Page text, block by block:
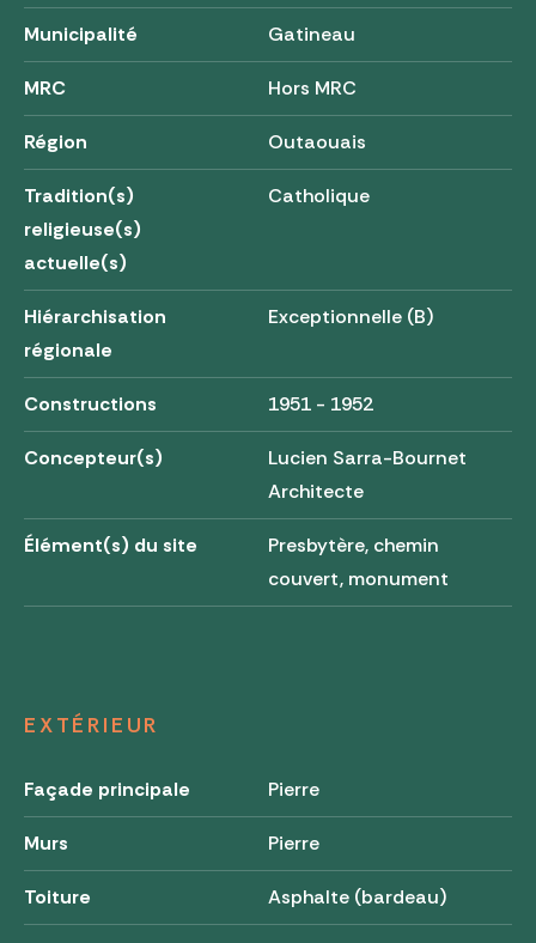
Municipalité Gatineau
MRC Hors MRC
Région Outaouais
Tradition(s)
religieuse(s)
actuelle(s)
Catholique
Hiérarchisation
régionale
Exceptionnelle (B)
Constructions 1951 - 1952
Concepteur(s)
Lucien Sarra-Bournet
Architecte
Élément(s) du site
Presbytère, chemin
couvert, monument
EXTÉRIEUR
Façade principale Pierre
Murs Pierre
Toiture Asphalte (bardeau)